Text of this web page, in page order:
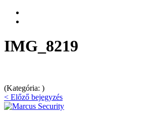
IMG_8219
(Kategória: )
< Előző bejegyzés